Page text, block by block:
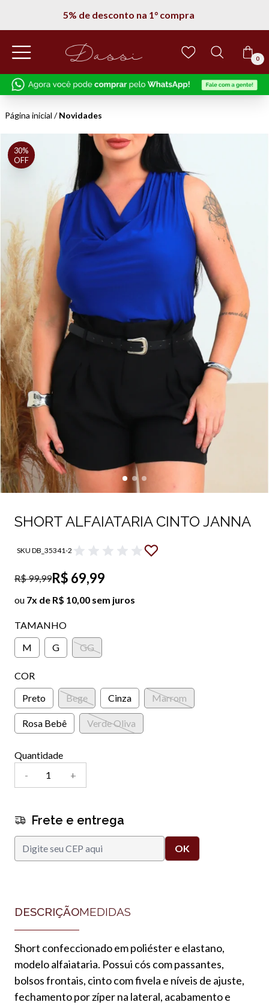
Entregamos em todo Brasil
0
Página inicial /Novidades
SHORT ALFAIATARIA CINTO JANNA
SKU DB_35341-2
R$ 99,99R$ 69,99
ou 7x de R$ 10,00 sem juros
30%
OFF
TAMANHO
M
G GG
COR
Preto
Bege Cinza Marrom
Rosa Bebê Verde Oliva
Quantidade
-
+
Frete e entrega
DESCRIÇÃOMEDIDAS
Short confeccionado em poliéster e elastano,
modelo alfaiataria. Possui cós com passantes,
bolsos frontais, cinto com fivela e níveis de ajuste,
fechamento por zíper na lateral, acabamento e